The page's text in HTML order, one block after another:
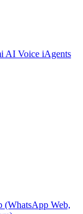
AI Voice iAgents
(WhatsApp Web,